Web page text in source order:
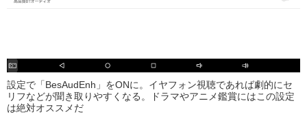
設定で「BesAudEnh」をONに。イヤフォン視聴であれば劇的にセ
リフなどが聞き取りやすくなる。ドラマやアニメ鑑賞にはこの設定
は絶対オススメだ